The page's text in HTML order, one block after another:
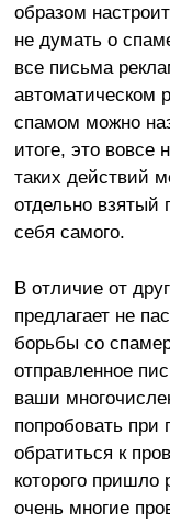
образом
не думать о
все письма
автоматическом
спамом можно
итоге, это вовсе
таких действий
отдельно взятый
себя самого.
В отличие от
предлагает не
борьбы со
отправленное
ваши
попробовать
обратиться к
которого пришло
очень многие